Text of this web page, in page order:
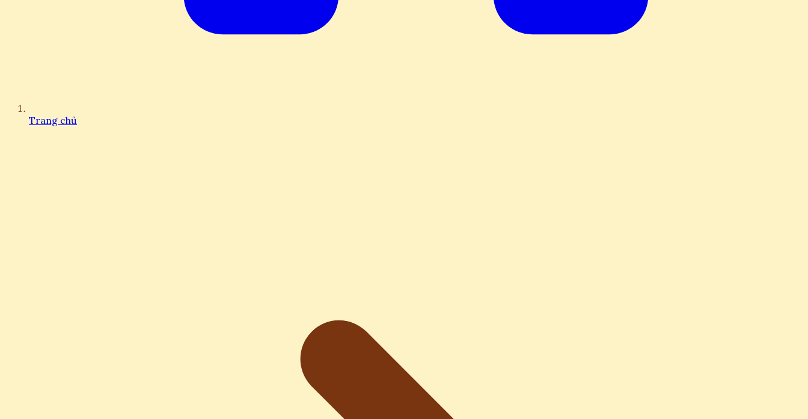
Trang chủ